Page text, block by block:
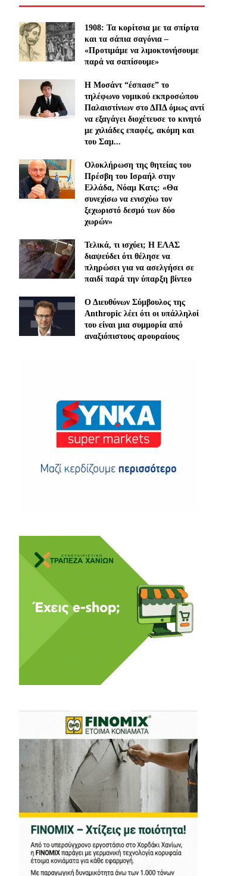
πρέπει να
1908: Τα κορίτσια με τα σπίρτα
και τα σάπια σαγόνια –
«Προτιμάμε να λιμοκτονήσουμε
παρά να σαπίσουμε»
Η Μοσάντ “έσπασε” το
τηλέφωνο νομικού εκπροσώπου
Παλαιστίνιων στο ΔΠΔ όμως αντί
να εξαγάγει διοχέτευσε το κινητό
με χιλιάδες επαφές, ακόμη και
του Σαμ...
Ολοκλήρωση της θητείας του
Πρέσβη του Ισραήλ στην
Ελλάδα, Νόαμ Κατς: «Θα
συνεχίσω να ενισχύω τον
ξεχωριστό δεσμό των δύο
χωρών»
Τελικά, τι ισχύει; Η ΕΛΑΣ
διαψεύδει ότι θέλησε να
πληρώσει για να ασελγήσει σε
παιδί παρά την ύπαρξη βίντεο
Ο Διευθύνων Σύμβουλος της
Anthropic λέει ότι οι υπάλληλοί
του είναι μια συμμορία από
αναξιόπιστους αρουραίους